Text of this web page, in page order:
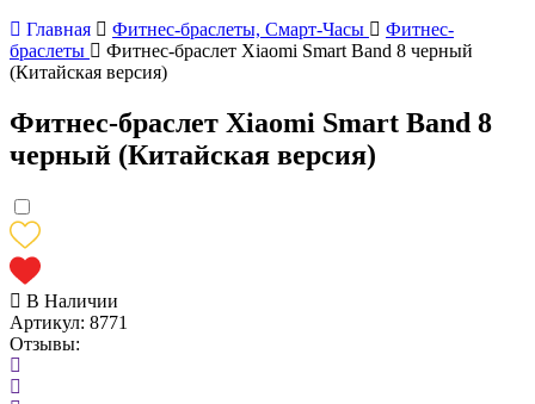
Главная
Фитнес-браслеты, Смарт-Часы
Фитнес-
браслеты
Фитнес-браслет Xiaomi Smart Band 8 черный
(Китайская версия)
Фитнес-браслет Xiaomi Smart Band 8
черный (Китайская версия)
В Наличии
Артикул: 8771
Отзывы: